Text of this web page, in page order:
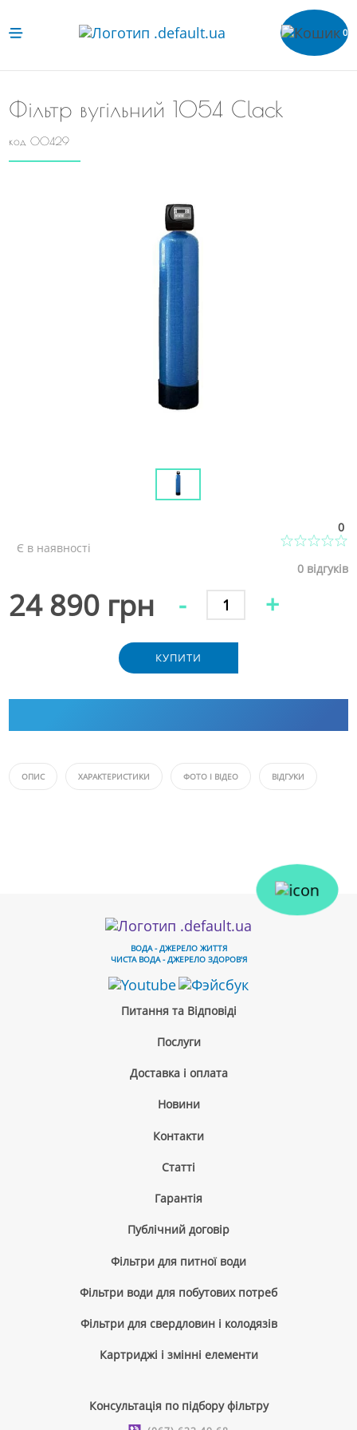
0
Фільтр вугільний 1054 Clack
код 00429
Є в наявності
0
0відгуків
24 890 грн - +
КУПИТИ
ОПИС ХАРАКТЕРИСТИКИ ФОТО І ВІДЕО ВІДГУКИ
ВОДА - ДЖЕРЕЛО ЖИТТЯ
ЧИСТА ВОДА - ДЖЕРЕЛО ЗДОРОВ'Я
Питання та Відповіді
Послуги
Доставка і оплата
Новини
Контакти
Cтатті
Гарантія
Публічний договір
Фільтри для питної води
Фільтри води для побутових потреб
Фільтри для свердловин і колодязів
Картриджі і змінні елементи
Консультація по підбору фільтру